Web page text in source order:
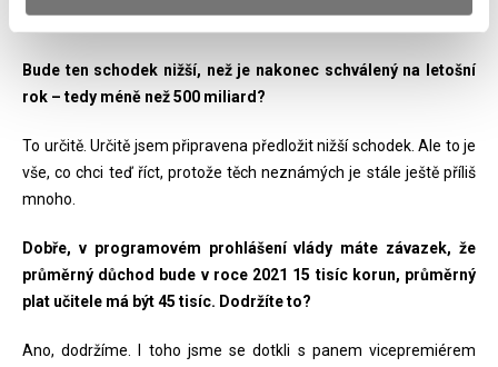
spočítáme ekonomickou predikci a příjmy.
Bude ten schodek nižší, než je nakonec schválený na letošní
rok – tedy méně než 500 miliard?
To určitě. Určitě jsem připravena předložit nižší schodek. Ale to je
vše, co chci teď říct, protože těch neznámých je stále ještě příliš
mnoho.
Dobře, v programovém prohlášení vlády máte závazek, že
průměrný důchod bude v roce 2021 15 tisíc korun, průměrný
plat učitele má být 45 tisíc. Dodržíte to?
Ano, dodržíme. I toho jsme se dotkli s panem vicepremiérem